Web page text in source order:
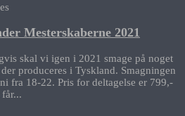
Mesterskaberne 2021
skal vi igen i 2021 smage på noget
produceres i Tyskland. Smagningen
fra 18-22. Pris for deltagelse er 799,-